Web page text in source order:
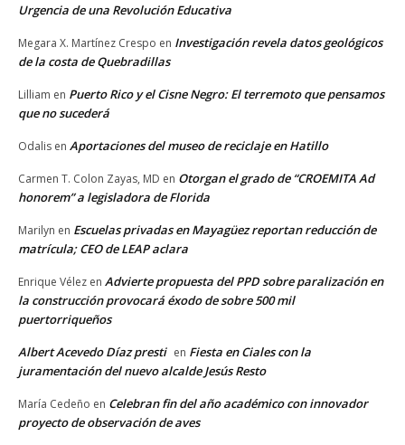
Urgencia de una Revolución Educativa
Megara X. Martínez Crespo en Investigación revela datos geológicos
de la costa de Quebradillas
Lilliam en Puerto Rico y el Cisne Negro: El terremoto que pensamos
que no sucederá
Odalis en Aportaciones del museo de reciclaje en Hatillo
Carmen T. Colon Zayas, MD en Otorgan el grado de “CROEMITA Ad
honorem” a legisladora de Florida
Marilyn en Escuelas privadas en Mayagüez reportan reducción de
matrícula; CEO de LEAP aclara
Enrique Vélez en Advierte propuesta del PPD sobre paralización en
la construcción provocará éxodo de sobre 500 mil
puertorriqueños
Albert Acevedo Díaz presti en Fiesta en Ciales con la
juramentación del nuevo alcalde Jesús Resto
María Cedeño en Celebran fin del año académico con innovador
proyecto de observación de aves